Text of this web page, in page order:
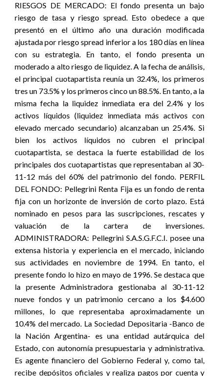
RIESGOS DE MERCADO: El fondo presenta un bajo
riesgo de tasa y riesgo spread. Esto obedece a que
presentó en el último año una duración modificada
ajustada por riesgo spread inferior a los 180 días en línea
con su estrategia. En tanto, el fondo presenta un
moderado a alto riesgo de liquidez. A la fecha de análisis,
el principal cuotapartista reunía un 32.4%, los primeros
tres un 73.5% y los primeros cinco un 88.5%. En tanto, a la
misma fecha la liquidez inmediata era del 2.4% y los
activos líquidos (liquidez inmediata más activos con
elevado mercado secundario) alcanzaban un 25.4%. Si
bien los activos líquidos no cubren el principal
cuotapartista, se destaca la fuerte estabilidad de los
principales dos cuotapartistas que representaban al 30-
11-12 más del 60% del patrimonio del fondo. PERFIL
DEL FONDO: Pellegrini Renta Fija es un fondo de renta
fija con un horizonte de inversión de corto plazo. Está
nominado en pesos para las suscripciones, rescates y
valuación de la cartera de inversiones.
ADMINISTRADORA: Pellegrini S.A.S.G.F.C.I. posee una
extensa historia y experiencia en el mercado, iniciando
sus actividades en noviembre de 1994. En tanto, el
presente fondo lo hizo en mayo de 1996. Se destaca que
la presente Administradora gestionaba al 30-11-12
nueve fondos y un patrimonio cercano a los $4.600
millones, lo que representaba aproximadamente un
10.4% del mercado. La Sociedad Depositaria -Banco de
la Nación Argentina- es una entidad autárquica del
Estado, con autonomía presupuestaria y administrativa.
Es agente financiero del Gobierno Federal y, como tal,
recibe depósitos oficiales y realiza pagos por cuenta y